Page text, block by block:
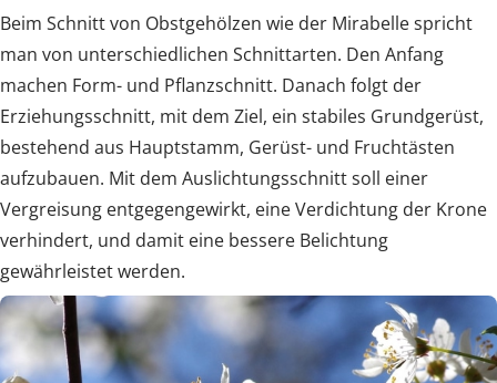
Beim Schnitt von Obstgehölzen wie der Mirabelle spricht
man von unterschiedlichen Schnittarten. Den Anfang
machen Form- und Pflanzschnitt. Danach folgt der
Erziehungsschnitt, mit dem Ziel, ein stabiles Grundgerüst,
bestehend aus Hauptstamm, Gerüst- und Fruchtästen
aufzubauen. Mit dem Auslichtungsschnitt soll einer
Vergreisung entgegengewirkt, eine Verdichtung der Krone
verhindert, und damit eine bessere Belichtung
gewährleistet werden.